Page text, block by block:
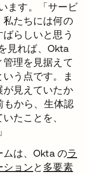
ます。「サービ
私たちには何の
らしいと思う
見れば、Okta
理を見据えて
う点です。ま
が見えていたか
もから、生体認
たことを、
は、Okta のラ
ションと 多要素